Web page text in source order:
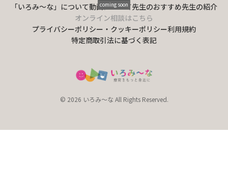
「いろみ〜な」について動画について先生のおすすめ先生の紹介
オンライン相談はこちら
coming soon
プライバシーポリシー・クッキーポリシー利用規約
特定商取引法に基づく表記
© 2026 いろみ～な All Rights Reserved.